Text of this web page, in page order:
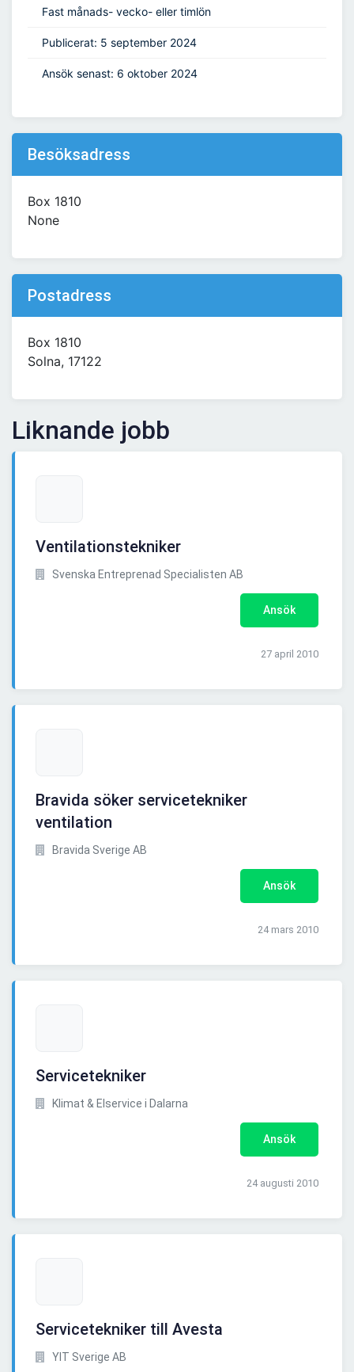
Fast månads- vecko- eller timlön
Publicerat: 5 september 2024
Ansök senast: 6 oktober 2024
Besöksadress
Box 1810
None
Postadress
Box 1810
Solna, 17122
Liknande jobb
Ventilationstekniker
Svenska Entreprenad Specialisten AB
Ansök
27 april 2010
Bravida söker servicetekniker
ventilation
Bravida Sverige AB
Ansök
24 mars 2010
Servicetekniker
Klimat & Elservice i Dalarna
Ansök
24 augusti 2010
Servicetekniker till Avesta
YIT Sverige AB